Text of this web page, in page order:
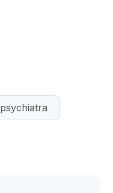
psychiatra